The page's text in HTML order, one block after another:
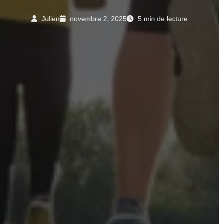
Julien novembre 2, 2025 5 min de lecture